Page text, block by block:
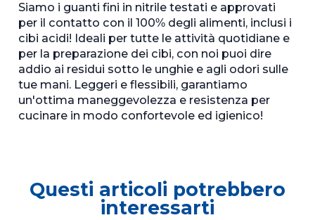
Siamo i guanti fini in nitrile testati e approvati
per il contatto con il 100% degli alimenti, inclusi i
cibi acidi! Ideali per tutte le attività quotidiane e
per la preparazione dei cibi, con noi puoi dire
addio ai residui sotto le unghie e agli odori sulle
tue mani. Leggeri e flessibili, garantiamo
un'ottima maneggevolezza e resistenza per
cucinare in modo confortevole ed igienico!
Questi articoli potrebbero
interessarti